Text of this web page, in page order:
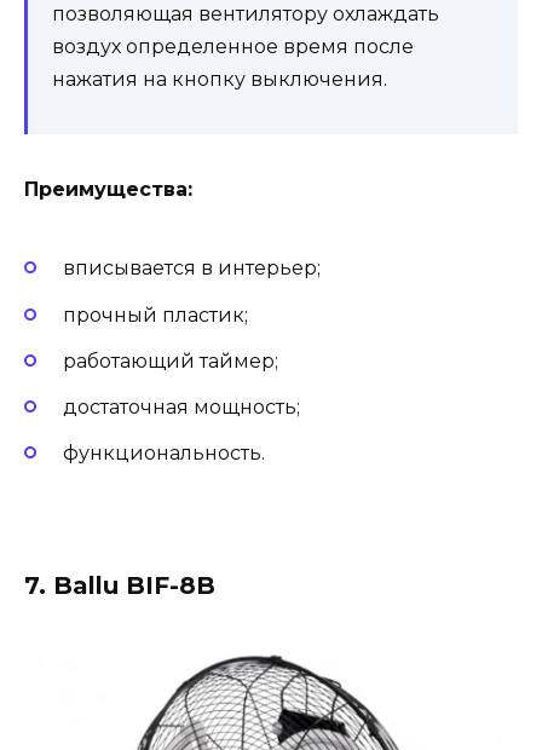
позволяющая вентилятору охлаждать
воздух определенное время после
нажатия на кнопку выключения.
Преимущества:
вписывается в интерьер;
прочный пластик;
работающий таймер;
достаточная мощность;
функциональность.
7. Ballu BIF-8B